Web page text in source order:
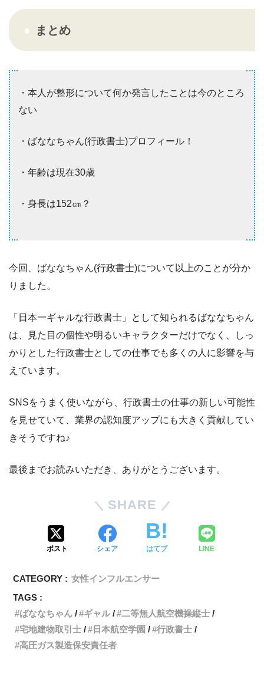
まとめ
・本人が整形について何か発言したことは今のところ
ない
・ばななちゃん(行政書士)プロフィール！
・年齢は現在30歳
・身長は152㎝？
今回、ばななちゃん(行政書士)について以上のことが分か
りました。
「日本一ギャルな行政書士」として知られるばななちゃん
は、見た目の個性や明るいキャラクターだけでなく、しっ
かりとした行政書士としての仕事でも多くの人に影響を与
えています。
SNSをうまく使いながら、行政書士の仕事の新しい可能性
を見せていて、業界の認知度アップにも大きく貢献してい
きそうですね♪
最後までお読みいただき、ありがとうございます。
SHARE
ポスト シェア はてブ LINE
CATEGORY : 女性インフルエンサー
TAGS :
ばななちゃん
ギャル
二等無人航空機操縦士
宅地建物取引士
日本航空学園
行政書士
高圧ガス製造保安責任者